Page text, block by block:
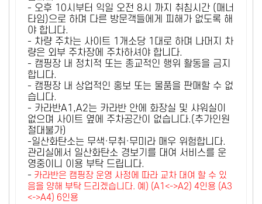
- 오후 10시부터 익일 오전 8시 까지 취침시간 (매너
타임)으로 하며 다른 방문객들에게 피해가 없도록 해
야 합니다.
- 차량 주차는 사이트 1개소당 1대로 하며 나머지 차
량은 외부 주차장에 주차하셔야 합니다.
- 캠핑장 내 정치적 또는 종교적인 행위 활동을 금지
합니다.
- 캠핑장 내 상업적인 홍보 또는 물품을 판매할 수 없
습니다.
- 카라반A1,A2는 카라반 안에 화장실 및 샤워실이
없으며 사이트 옆에 주차공간이 없습니다.(추가인원
절대불가)
-일산화탄소는 무색·무취·무미라 매우 위험합니다.
관리실에서 일산화탄소 경보기를 대여 서비스를 운
영중이니 이용 부탁 드립니다.
- 카라반은 캠핑장 운영 사정에 따라 교차 대여 할 수 있
음을 양해 부탁 드리겠습니다. 예) (A1<->A2) 4인용 (A3
<->A4) 6인용